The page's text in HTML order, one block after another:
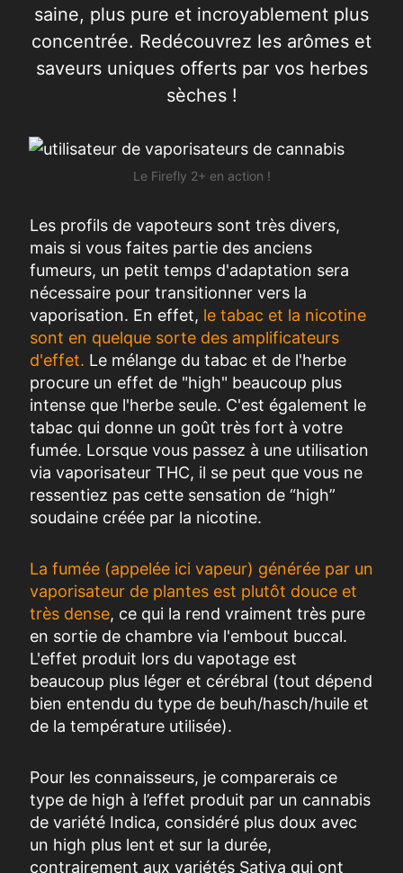
saine, plus pure et incroyablement plus
concentrée. Redécouvrez les arômes et
saveurs uniques offerts par vos herbes
sèches !
Le Firefly 2+ en action !
Les profils de vapoteurs sont très divers,
mais si vous faites partie des anciens
fumeurs, un petit temps d'adaptation sera
nécessaire pour transitionner vers la
vaporisation. En effet, le tabac et la nicotine
sont en quelque sorte des amplificateurs
d'effet. Le mélange du tabac et de l'herbe
procure un effet de "high" beaucoup plus
intense que l'herbe seule. C'est également le
tabac qui donne un goût très fort à votre
fumée. Lorsque vous passez à une utilisation
via vaporisateur THC, il se peut que vous ne
ressentiez pas cette sensation de “high”
soudaine créée par la nicotine.
La fumée (appelée ici vapeur) générée par un
vaporisateur de plantes est plutôt douce et
très dense, ce qui la rend vraiment très pure
en sortie de chambre via l'embout buccal.
L'effet produit lors du vapotage est
beaucoup plus léger et cérébral (tout dépend
bien entendu du type de beuh/hasch/huile et
de la température utilisée).
Pour les connaisseurs, je comparerais ce
type de high à l’effet produit par un cannabis
de variété Indica, considéré plus doux avec
un high plus lent et sur la durée,
contrairement aux variétés Sativa qui ont